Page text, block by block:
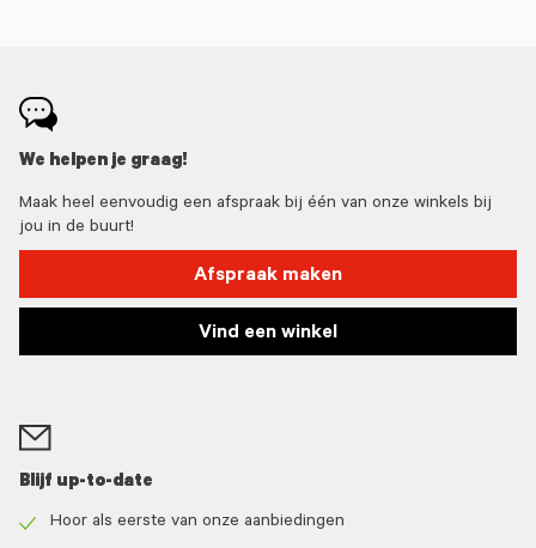
We helpen je graag!
Maak heel eenvoudig een afspraak bij één van onze winkels bij
jou in de buurt!
Afspraak maken
Vind een winkel
Blijf up-to-date
Hoor als eerste van onze aanbiedingen